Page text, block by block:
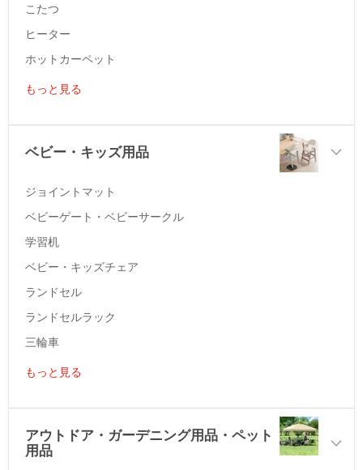
こたつ
ヒーター
ホットカーペット
もっと見る
ベビー・キッズ用品
ジョイントマット
ベビーゲート・ベビーサークル
学習机
ベビー・キッズチェア
ランドセル
ランドセルラック
三輪車
もっと見る
アウトドア・ガーデニング用品・ペット
用品